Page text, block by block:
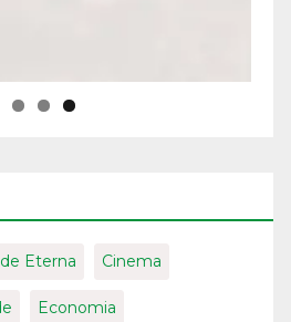
Eterna Cinema
Economia